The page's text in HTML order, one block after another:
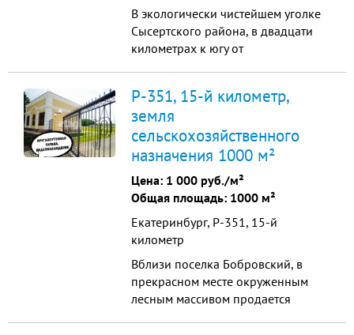
В экологически чистейшем уголке
Сысертского района, в двадцати
километрах к югу от
д.Шайдурово, в сосновом бору
предлагается земельный Участок
для жилой застройки.
Коммуникации: - обустроена
220/380В; - имеется возможность ...
Р-351, 15-й километр,
земля
сельскохозяйственного
назначения 1000 м²
Цена: 1 000 руб./м²
Общая площадь: 1000 м²
Екатеринбург, Р-351, 15-й
километр
Вблизи поселка Бобровский, в
прекрасном месте окруженным
лесным массивом продается